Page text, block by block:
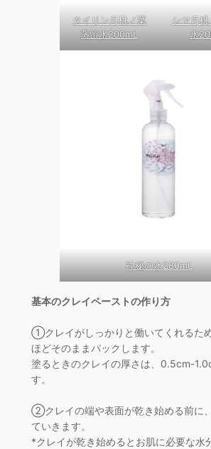
タイリン月桃ノ葉
蒸留水200mL
シマ月
水
神秘の水280mL
基本のクレイペーストの作り方
①クレイがしっかりと働いてくれるた
ほどそのままパックします。
塗るときのクレイの厚さは、0.5cm-
す。
②クレイの端や表面が乾き始める前に
ていきます。
*クレイが乾き始めるとお肌に必要な水